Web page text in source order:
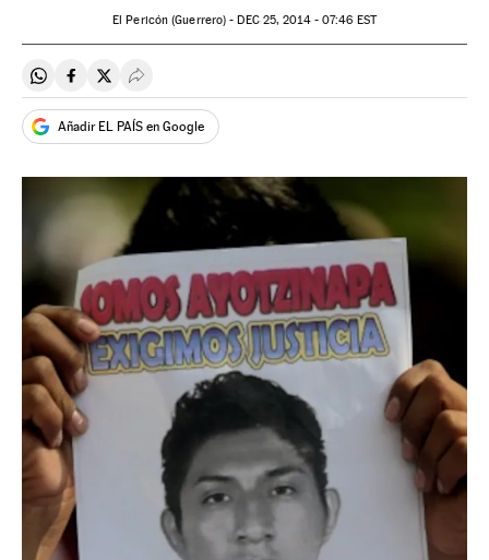
El Pericón (Guerrero) -DEC25, 2014 - 07:46 EST
Compartir en Whatsapp
Compartir en Facebook
Compartir en Twitter
Desplegar Redes Sociales
Añadir EL PAÍS en Google